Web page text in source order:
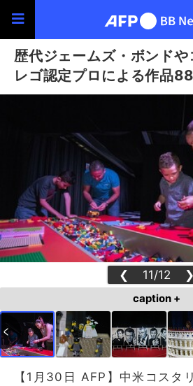
歴代ジェームズ・ボンドや
レゴ認定プロによる作品
❮ 11/12 ❯
caption +
【1月30日 AFP】中米コスタ